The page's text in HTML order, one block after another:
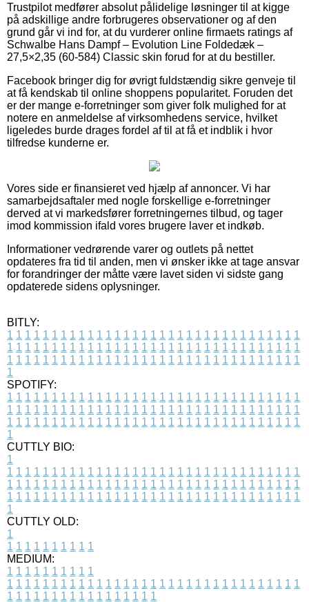
Trustpilot medfører absolut pålidelige løsninger til at kigge
på adskillige andre forbrugeres observationer og af den
grund går vi ind for, at du vurderer online firmaets ratings af
Schwalbe Hans Dampf – Evolution Line Foldedæk –
27,5×2,35 (60-584) Classic skin forud for at du bestiller.
Facebook bringer dig for øvrigt fuldstændig sikre genveje til
at få kendskab til online shoppens popularitet. Foruden det
er der mange e-forretninger som giver folk mulighed for at
notere en anmeldelse af virksomhedens service, hvilket
ligeledes burde drages fordel af til at få et indblik i hvor
tilfredse kunderne er.
Vores side er finansieret ved hjælp af annoncer. Vi har
samarbejdsaftaler med nogle forskellige e-forretninger
derved at vi markedsfører forretningernes tilbud, og tager
imod kommission ifald vores brugere laver et indkøb.
Informationer vedrørende varer og outlets på nettet
opdateres fra tid til anden, men vi ønsker ikke at tage ansvar
for forandringer der måtte være lavet siden vi sidste gang
opdaterede sidens oplysninger.
BITLY:
1 1 1 1 1 1 1 1 1 1 1 1 1 1 1 1 1 1 1 1 1 1 1 1 1 1 1 1 1 1 1 1 1
1 1 1 1 1 1 1 1 1 1 1 1 1 1 1 1 1 1 1 1 1 1 1 1 1 1 1 1 1 1 1 1 1
1 1 1 1 1 1 1 1 1 1 1 1 1 1 1 1 1 1 1 1 1 1 1 1 1 1 1 1 1 1 1 1 1
1
SPOTIFY:
1 1 1 1 1 1 1 1 1 1 1 1 1 1 1 1 1 1 1 1 1 1 1 1 1 1 1 1 1 1 1 1 1
1 1 1 1 1 1 1 1 1 1 1 1 1 1 1 1 1 1 1 1 1 1 1 1 1 1 1 1 1 1 1 1 1
1 1 1 1 1 1 1 1 1 1 1 1 1 1 1 1 1 1 1 1 1 1 1 1 1 1 1 1 1 1 1 1 1
1
CUTTLY BIO:
1
1 1 1 1 1 1 1 1 1 1 1 1 1 1 1 1 1 1 1 1 1 1 1 1 1 1 1 1 1 1 1 1 1
1 1 1 1 1 1 1 1 1 1 1 1 1 1 1 1 1 1 1 1 1 1 1 1 1 1 1 1 1 1 1 1 1
1 1 1 1 1 1 1 1 1 1 1 1 1 1 1 1 1 1 1 1 1 1 1 1 1 1 1 1 1 1 1 1 1
1
CUTTLY OLD:
1
1 1 1 1 1 1 1 1 1 1
MEDIUM:
1 1 1 1 1 1 1 1 1 1
1 1 1 1 1 1 1 1 1 1 1 1 1 1 1 1 1 1 1 1 1 1 1 1 1 1 1 1 1 1 1 1 1
1 1 1 1 1 1 1 1 1 1 1 1 1 1 1 1 1